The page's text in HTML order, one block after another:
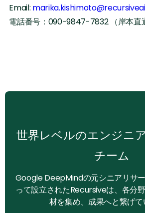
Email:
電話番号：090-9847-7832 （岸本直
世界レベルのエンジニ
チーム
Google DeepMindの元シニアリサ
って設立されたRecursiveは、各分
材を集め、成果へと繋げて